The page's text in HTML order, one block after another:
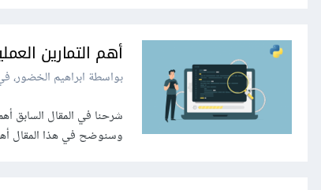
أهم التمارين
بواسطة ابراهيم الخضور،
شرحنا في المقال السابق
وسنوضح في هذا المقال